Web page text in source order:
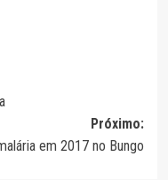
Próximo:
em 2017 no Bungo